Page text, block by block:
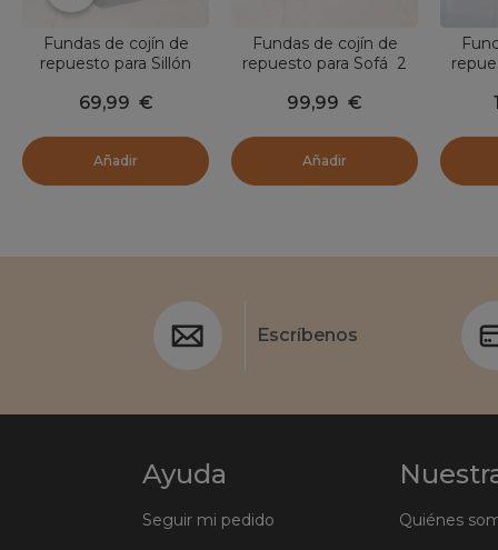
Fundas de cojín de
repuesto para Sillón
69,99 €
Añadir
Fundas de cojín de
repuesto para Sofá 2
99,99 €
Añadir
Escríbenos
Ayuda
Seguir mi pedido Quiénes